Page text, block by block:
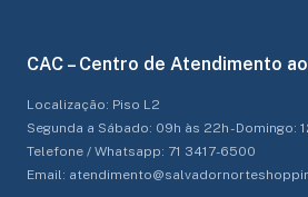
CAC – Centro de Atendimento
Localização: Piso L2
Segunda a Sábado: 09h às 22h - Domingo:
Telefone / Whatsapp: 71 3417-6500
Email: